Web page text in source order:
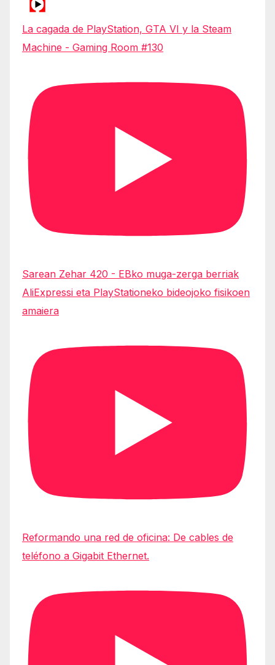
La cagada de PlayStation, GTA VI y la Steam
Machine - Gaming Room #130
Sarean Zehar 420 - EBko muga-zerga berriak
AliExpressi eta PlayStationeko bideojoko fisikoen
amaiera
Reformando una red de oficina: De cables de
teléfono a Gigabit Ethernet.